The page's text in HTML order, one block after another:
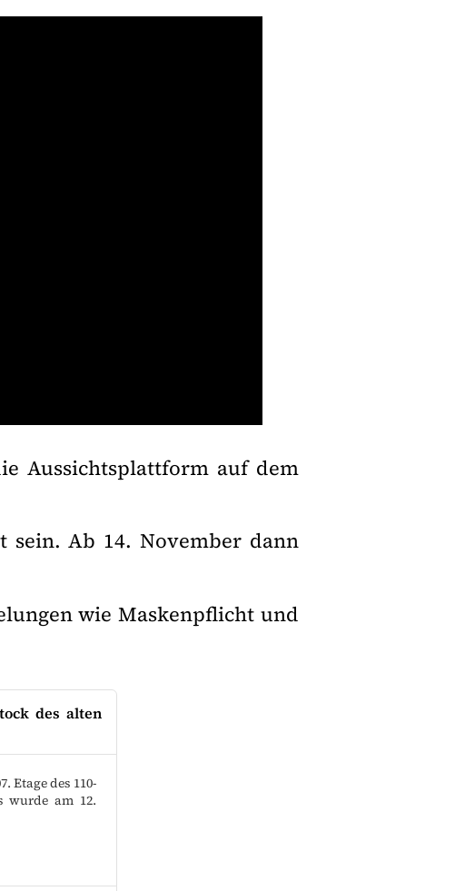
Aussichtsplattform auf dem
sein. Ab 14. November dann
wie Maskenpflicht und
des alten
Etage des 110-
wurde am 12.